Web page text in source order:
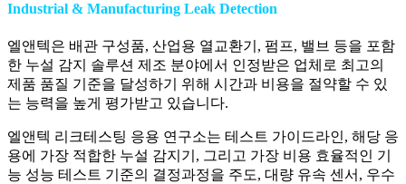
Industrial & Manufacturing Leak Detection
엘앤텍은 배관 구성품, 산업용 열교환기, 펌프, 밸브 등을 포함
한 누설 감지 솔루션 제조 분야에서 인정받은 업체로 최고의
제품 품질 기준을 달성하기 위해 시간과 비용을 절약할 수 있
는 능력을 높게 평가받고 있습니다.
엘앤텍 리크테스팅 응용 연구소는 테스트 가이드라인, 해당 응
용에 가장 적합한 누설 감지기, 그리고 가장 비용 효율적인 기
능 성능 테스트 기준의 결정과정을 주도, 대량 유속 센서, 우수